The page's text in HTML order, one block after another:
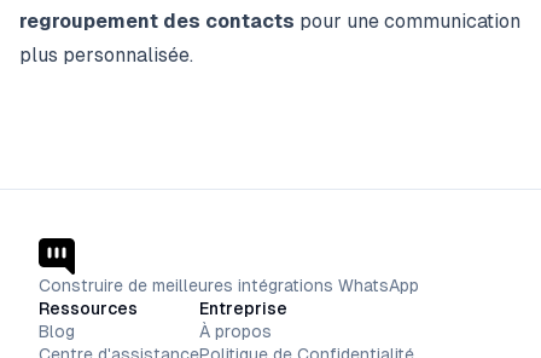
regroupement des contacts pour une communication
plus personnalisée.
Construire de meilleures intégrations WhatsApp
Ressources
Blog
Entreprise
À propos